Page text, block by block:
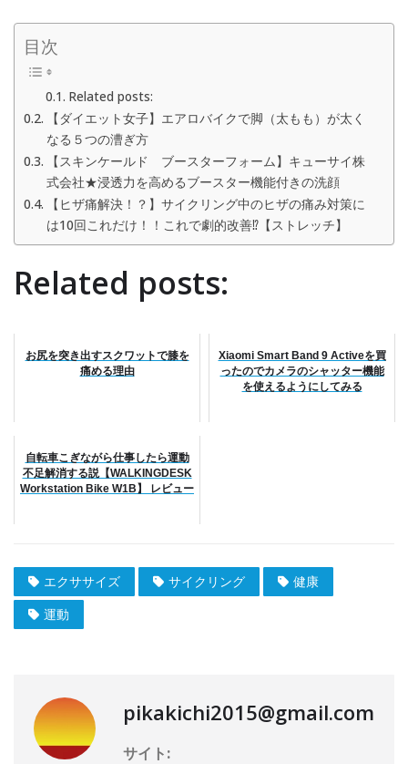
目次
Related posts:
【ダイエット女子】エアロバイクで脚（太もも）が太く
なる５つの漕ぎ方
【スキンケールド ブースターフォーム】キューサイ株
式会社★浸透力を高めるブースター機能付きの洗顔
【ヒザ痛解決！？】サイクリング中のヒザの痛み対策に
は10回これだけ！！これで劇的改善⁉︎【ストレッチ】
Related posts:
お尻を突き出すスクワットで膝を
痛める理由
Xiaomi Smart Band 9 Activeを買
ったのでカメラのシャッター機能
を使えるようにしてみる
自転車こぎながら仕事したら運動
不足解消する説【WALKINGDESK
Workstation Bike W1B】 レビュー
エクササイズ サイクリング
健康
運動
pikakichi2015@gmail.com
サイト: